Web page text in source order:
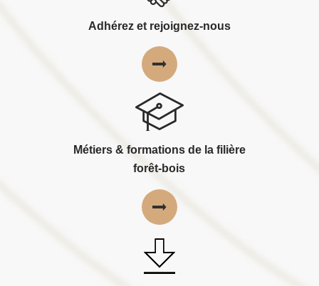
Adhérez et rejoignez-nous
Métiers & formations de la filière
forêt-bois